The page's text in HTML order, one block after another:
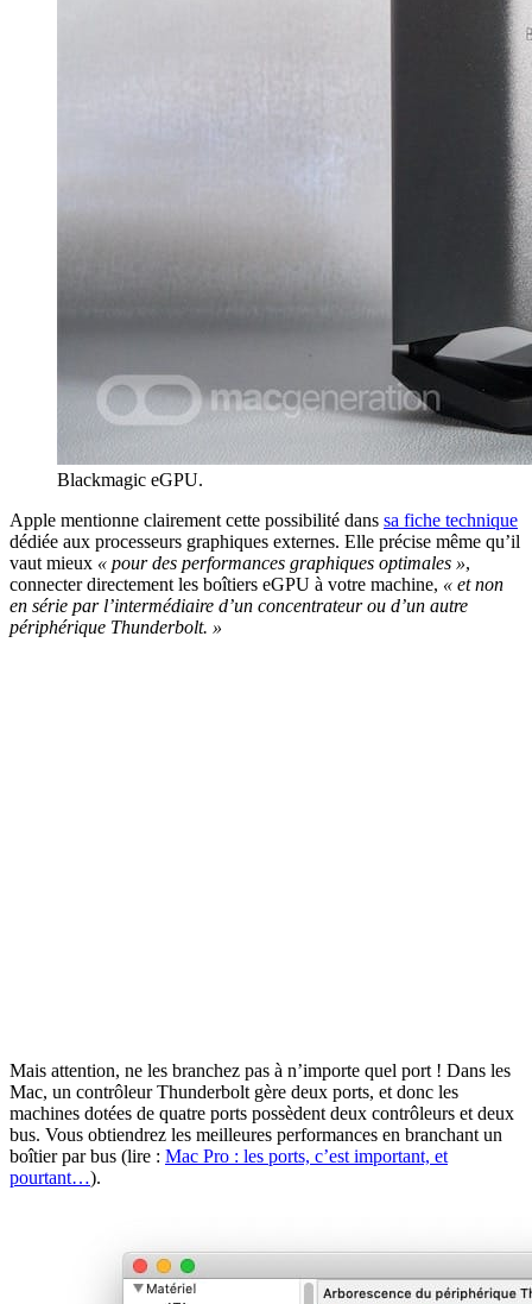
Blackmagic eGPU.
Apple mentionne clairement cette possibilité dans sa fiche technique
dédiée aux processeurs graphiques externes. Elle précise même qu’il
vaut mieux « pour des performances graphiques optimales »,
connecter directement les boîtiers eGPU à votre machine, « et non
en série par l’intermédiaire d’un concentrateur ou d’un autre
périphérique Thunderbolt. »
Mais attention, ne les branchez pas à n’importe quel port ! Dans les
Mac, un contrôleur Thunderbolt gère deux ports, et donc les
machines dotées de quatre ports possèdent deux contrôleurs et deux
bus. Vous obtiendrez les meilleures performances en branchant un
boîtier par bus (lire : Mac Pro : les ports, c’est important, et
pourtant…).